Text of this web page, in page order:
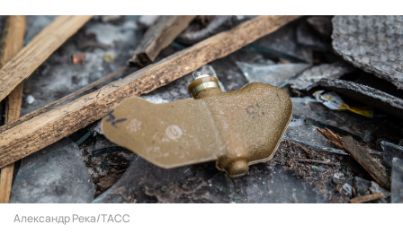
Александр Река/ТАСС